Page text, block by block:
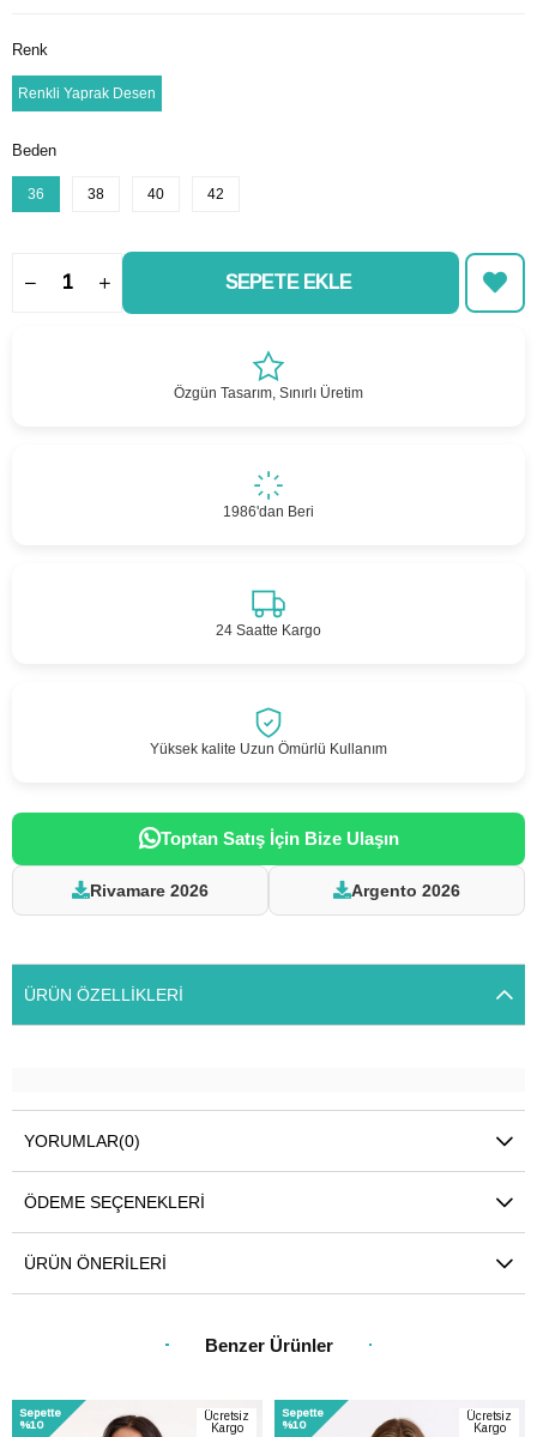
Renk
Renkli Yaprak Desen
Beden
36 38 40 42
Özgün Tasarım, Sınırlı Üretim
1986'dan Beri
24 Saatte Kargo
Yüksek kalite Uzun Ömürlü Kullanım
Toptan Satış İçin Bize Ulaşın
Rivamare 2026 Argento 2026
ÜRÜN ÖZELLIKLERI
YORUMLAR(0)
ÖDEME SEÇENEKLERI
ÜRÜN ÖNERILERI
Benzer Ürünler
Sepette
%10
Ücretsiz
Kargo
Sepette
%10
Ücretsiz
Kargo